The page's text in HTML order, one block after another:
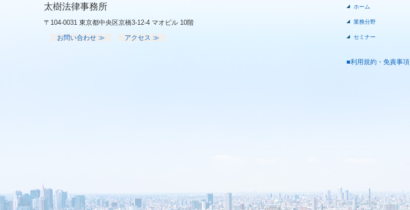
太樹法律事務所
〒104-0031 東京都中央区京橋3-12-4 マオビル 10階
お問い合わせ ≫
アクセス ≫
ホーム
業務分野
セミナー
■利用規約・免責事項